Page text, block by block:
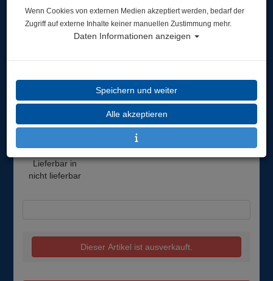
Artikelnr.: cds-AR13SF
Herstellerpreis: 59,90 €
49,00 €*
Lieferbar in
nicht lieferbar
Dieser Artikel ist ausverkauft.
Wenn Cookies von externen Medien akzeptiert werden, bedarf der
Zugriff auf externe Inhalte keiner manuellen Zustimmung mehr.
Daten Informationen anzeigen
Speichern und weiter
Alle akzeptieren